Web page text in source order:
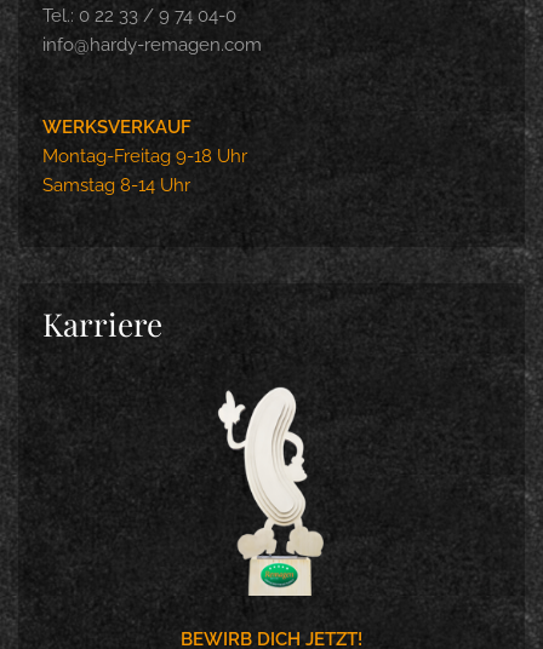
Tel.: 0 22 33 / 9 74 04-0
info@hardy-remagen.com
WERKSVERKAUF
Montag-Freitag 9-18 Uhr
Samstag 8-14 Uhr
Karriere
BEWIRB DICH JETZT!